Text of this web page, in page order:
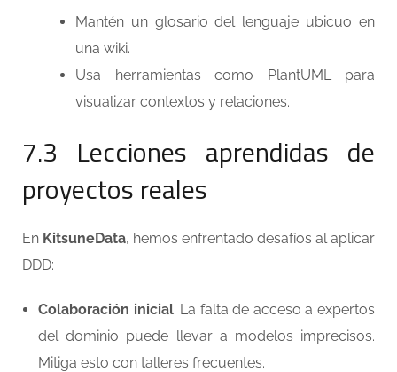
Mantén un glosario del lenguaje ubicuo en
una wiki.
Usa herramientas como PlantUML para
visualizar contextos y relaciones.
7.3 Lecciones aprendidas de
proyectos reales
En KitsuneData, hemos enfrentado desafíos al aplicar
DDD:
Colaboración inicial: La falta de acceso a expertos
del dominio puede llevar a modelos imprecisos.
Mitiga esto con talleres frecuentes.